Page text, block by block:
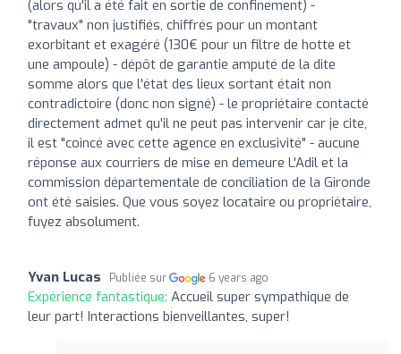
(alors qu'il a été fait en sortie de confinement) -
"travaux" non justifiés, chiffrés pour un montant
exorbitant et exagéré (130€ pour un filtre de hotte et
une ampoule) - dépôt de garantie amputé de la dite
somme alors que l'état des lieux sortant était non
contradictoire (donc non signé) - le propriétaire contacté
directement admet qu'il ne peut pas intervenir car je cite,
il est "coincé avec cette agence en exclusivité" - aucune
réponse aux courriers de mise en demeure L'Adil et la
commission départementale de conciliation de la Gironde
ont été saisies. Que vous soyez locataire ou propriétaire,
fuyez absolument.
Yvan Lucas Publiée sur 6 years ago
Expérience fantastique: Accueil super sympathique de
leur part! Interactions bienveillantes, super!